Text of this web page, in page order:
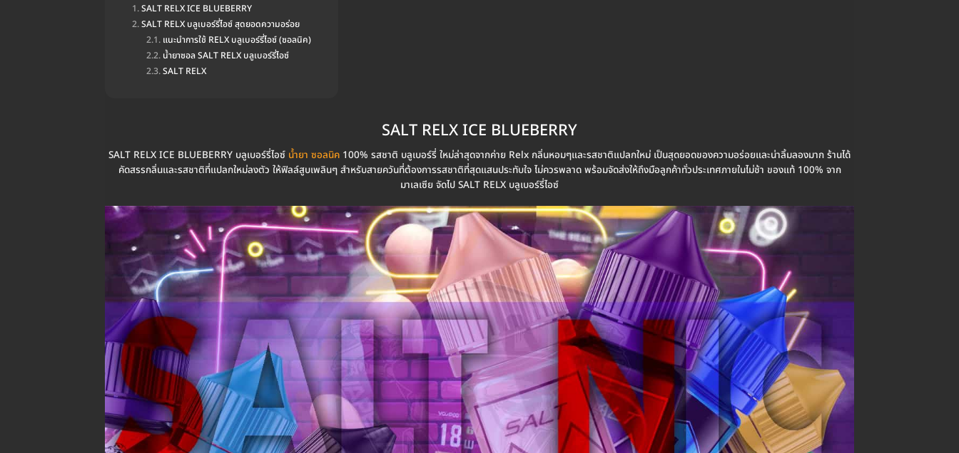
SALT RELX ICE BLUEBERRY
SALT RELX บลูเบอร์รี่ไอซ์ สุดยอดความอร่อย
แนะนำการใช้ RELX บลูเบอร์รี่ไอซ์ (ซอลนิค)
น้ำยาซอล SALT RELX บลูเบอร์รี่ไอซ์
SALT RELX
SALT RELX ICE BLUEBERRY
SALT RELX ICE BLUEBERRY บลูเบอร์รี่ไอซ์ น้ำยา ซอลนิค 100% รสชาติ บลูเบอร์รี่ ใหม่ล่าสุดจากค่าย Relx กลิ่นหอมๆและรสชาติแปลกใหม่ เป็นสุดยอดของความอร่อยและน่าลิ้มลองมาก ร้านได้
คัดสรรกลิ่นและรสชาติที่แปลกใหม่ลงตัว ให้ฟิลล์สูบเพลินๆ สำหรับสายควันที่ต้องการรสชาติที่สุดแสนประทับใจ ไม่ควรพลาด พร้อมจัดส่งให้ถึงมือลูกค้าทั่วประเทศภายในไม่ช้า ของแท้ 100% จาก
มาเลเซีย จัดไป SALT RELX บลูเบอร์รี่ไอซ์